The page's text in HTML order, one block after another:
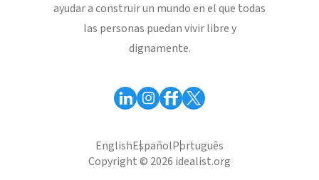
ayudar a construir un mundo en el que todas
las personas puedan vivir libre y
dignamente.
EnglishEspañolPortuguês
Copyright © 2026 idealist.org